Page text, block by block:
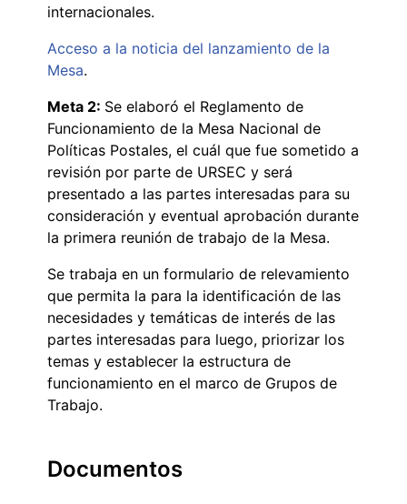
internacionales.
Acceso a la noticia del lanzamiento de la
Mesa.
Meta 2: Se elaboró el Reglamento de
Funcionamiento de la Mesa Nacional de
Políticas Postales, el cuál que fue sometido a
revisión por parte de URSEC y será
presentado a las partes interesadas para su
consideración y eventual aprobación durante
la primera reunión de trabajo de la Mesa.
Se trabaja en un formulario de relevamiento
que permita la para la identificación de las
necesidades y temáticas de interés de las
partes interesadas para luego, priorizar los
temas y establecer la estructura de
funcionamiento en el marco de Grupos de
Trabajo.
Documentos